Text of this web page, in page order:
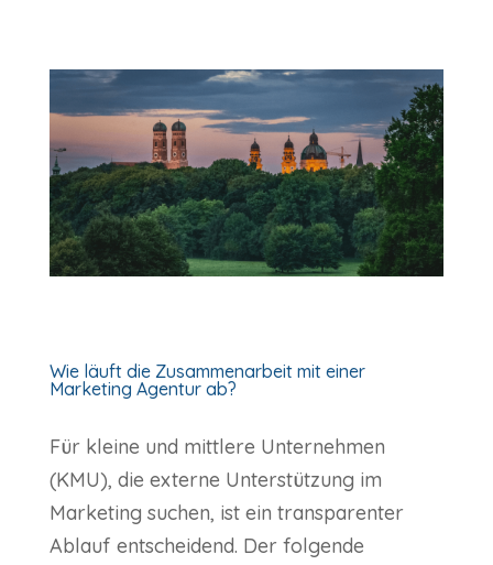
Wie läuft die Zusammenarbeit mit einer
Marketing Agentur ab?
Für kleine und mittlere Unternehmen
(KMU), die externe Unterstützung im
Marketing suchen, ist ein transparenter
Ablauf entscheidend. Der folgende